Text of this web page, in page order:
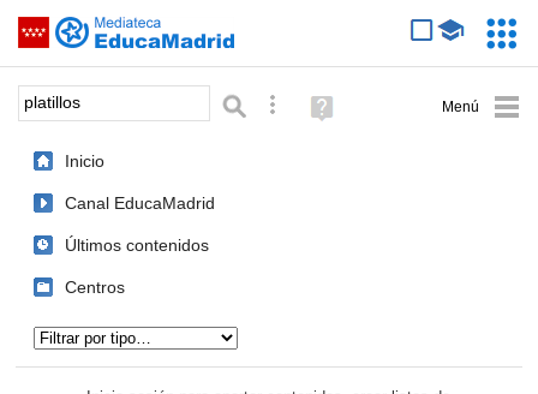
Saltar navegación
Palabra o frase: Búsqueda avanzada
Ayuda
(en
Inicio
Canal EducaMadrid
Últimos contenidos
Centros